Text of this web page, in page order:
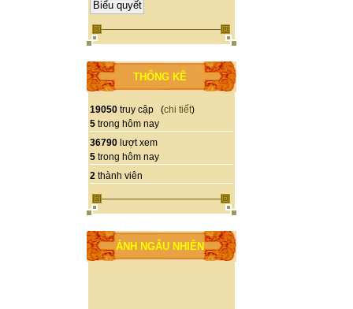
THỐNG KÊ
19050 truy cập (chi tiết)
5 trong hôm nay
36790 lượt xem
5 trong hôm nay
2 thành viên
ẢNH NGẪU NHIÊN